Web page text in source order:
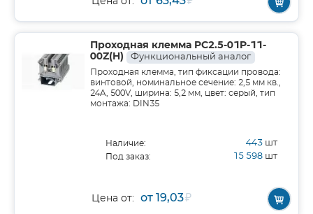
Проходная клемма PC2.5-01P-11-
00Z(H)
Функциональный аналог
Проходная клемма, тип фиксации провода:
винтовой, номинальное сечение: 2,5 мм кв.,
24A, 500V, ширина: 5,2 мм, цвет: серый, тип
монтажа: DIN35
Наличие: 443 шт
Под заказ: 15 598 шт
Цена от: от 19,03₽